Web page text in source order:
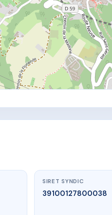
SIRET SYNDIC
39100127800038